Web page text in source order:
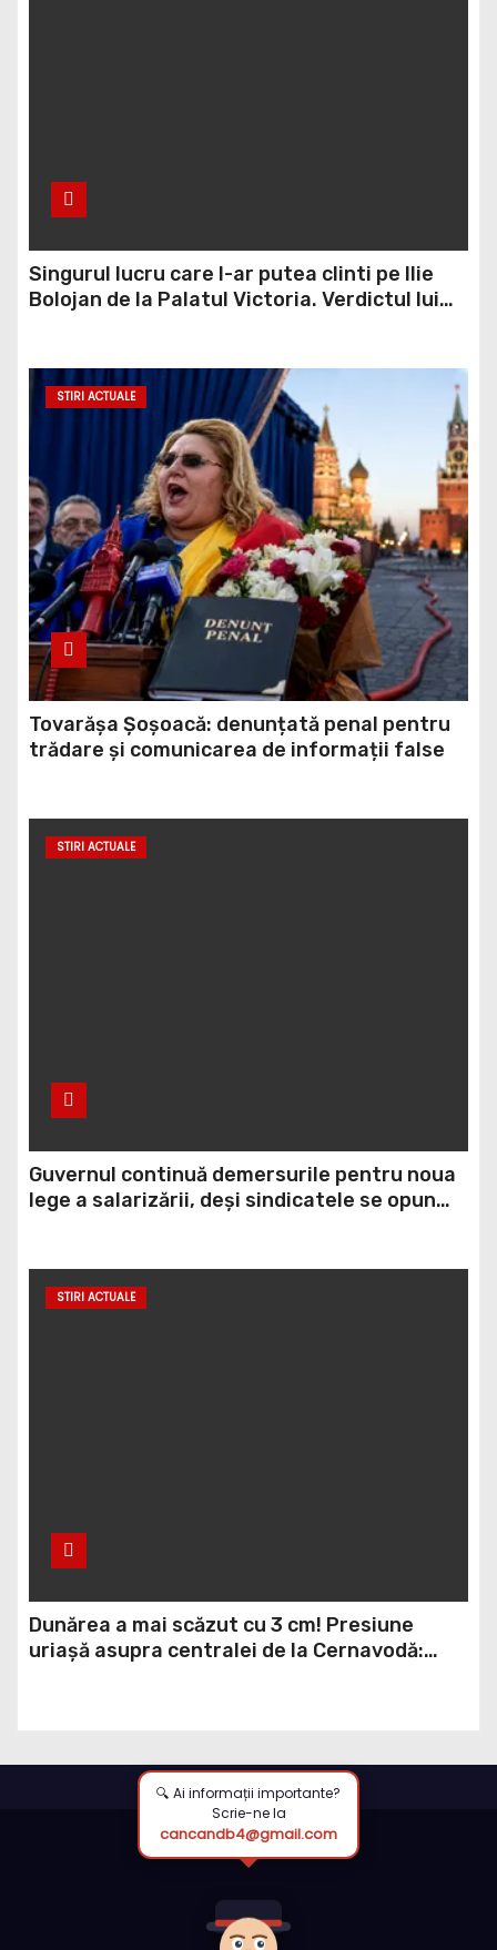
Singurul lucru care l-ar putea clinti pe Ilie
Bolojan de la Palatul Victoria. Verdictul lui
STIRI ACTUALE
Tovarășa Șoșoacă: denunțată penal pentru
trădare și comunicarea de informații false
STIRI ACTUALE
Guvernul continuă demersurile pentru noua
lege a salarizării, deși sindicatele se opun
STIRI ACTUALE
Dunărea a mai scăzut cu 3 cm! Presiune
uriașă asupra centralei de la Cernavodă:
🔍 Ai informații importante?
Scrie-ne la
cancandb4@gmail.com